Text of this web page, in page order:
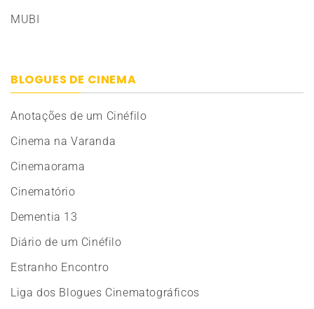
MUBI
BLOGUES DE CINEMA
Anotações de um Cinéfilo
Cinema na Varanda
Cinemaorama
Cinematório
Dementia 13
Diário de um Cinéfilo
Estranho Encontro
Liga dos Blogues Cinematográficos